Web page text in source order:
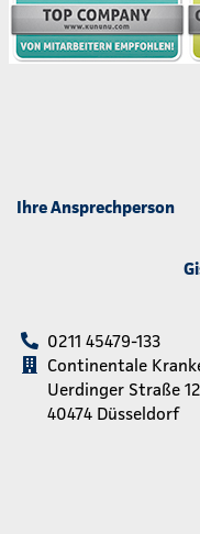
Ihre Ansprechperson
0211 45479-133
Continentale
Uerdinger Straße
40474 Düsseldorf